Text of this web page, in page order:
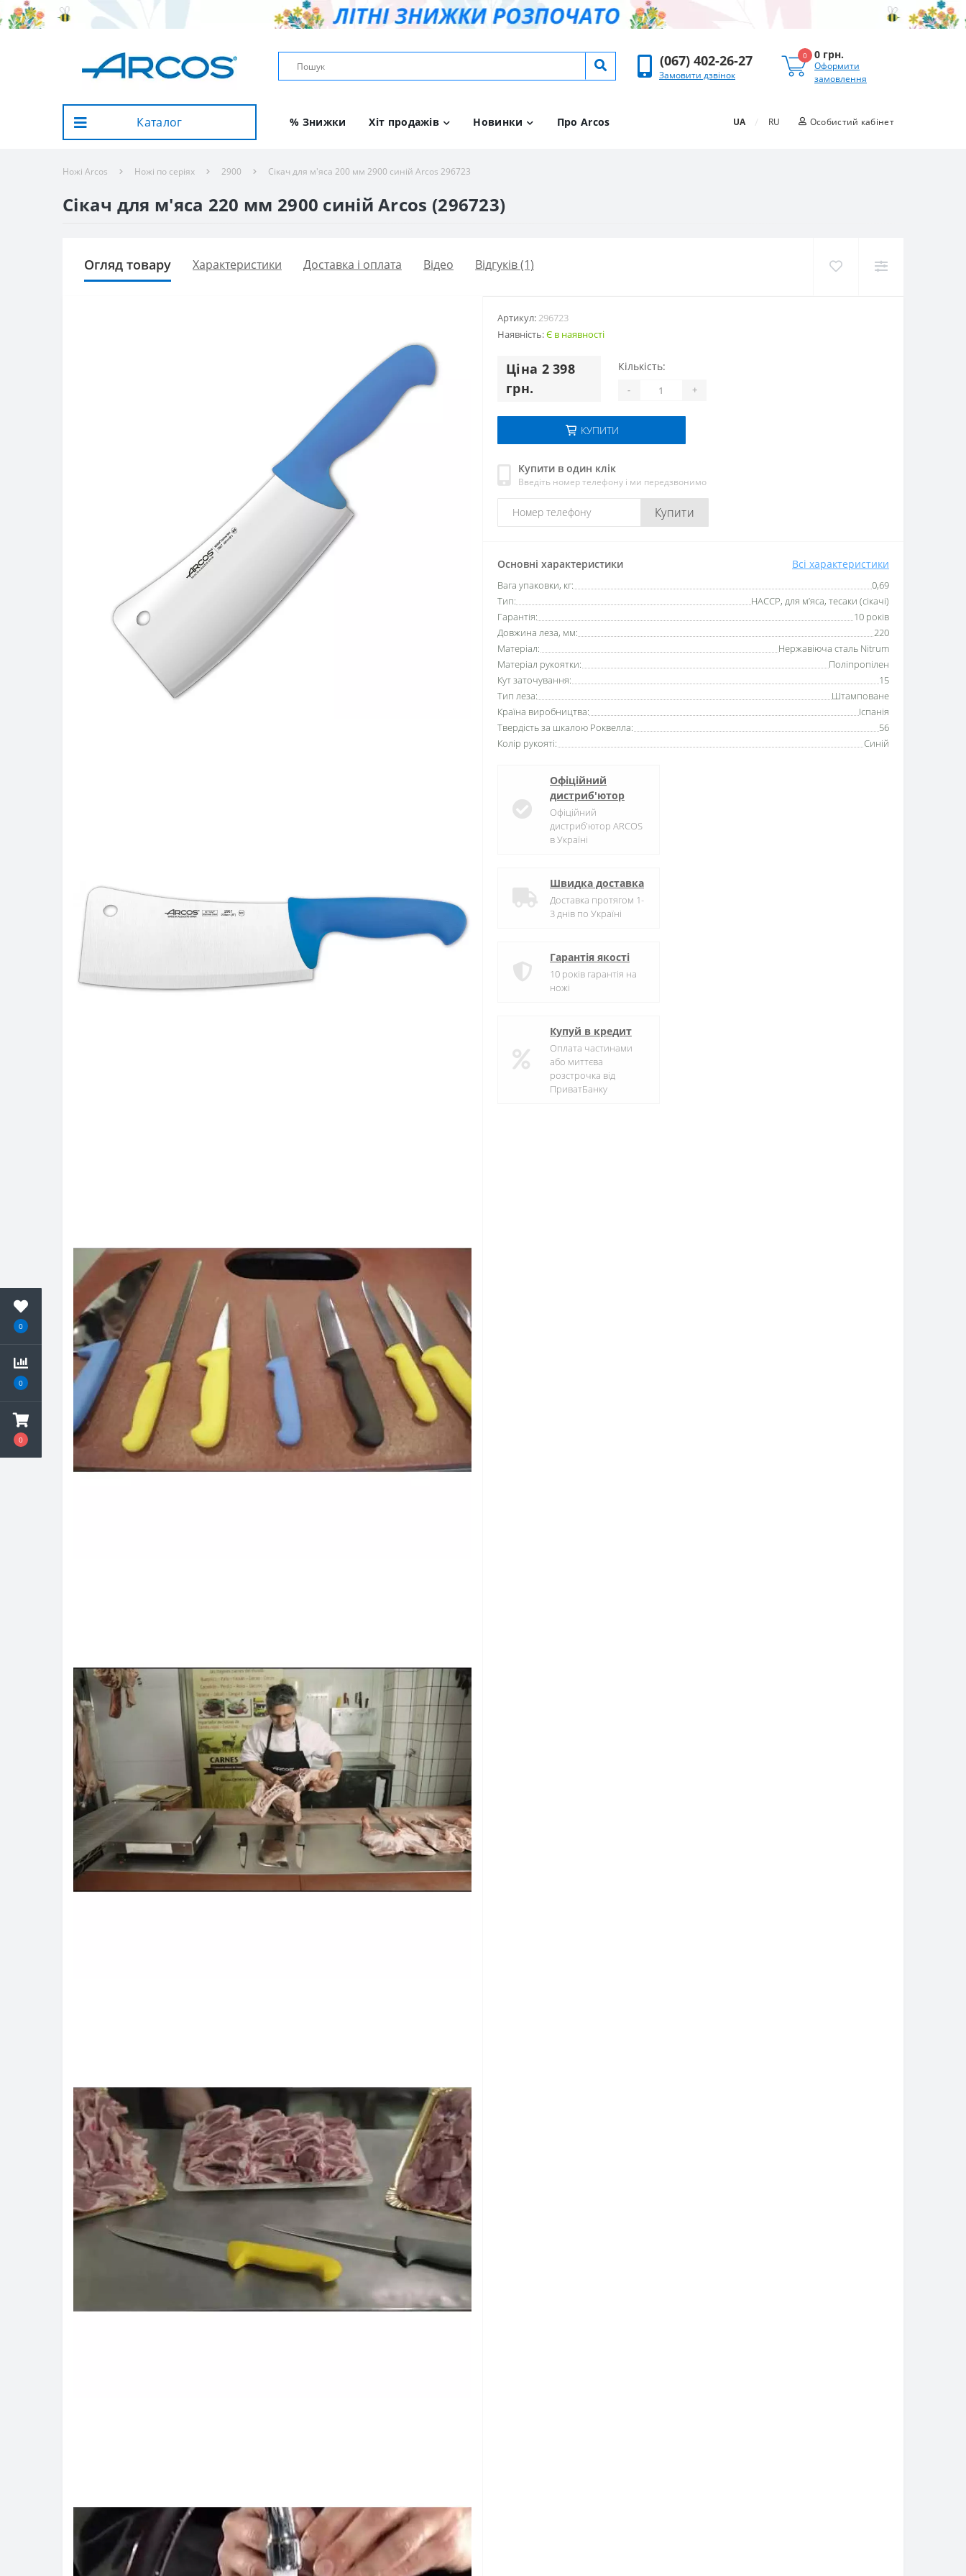
0
0
0
(067) 402-26-27
Замовити дзвінок
0 0 грн.
Оформити
замовлення
Каталог % Знижки Хіт продажів Новинки Про Arcos UA / RU Особистий кабінет
Ножі Arcos Ножі по серіях 2900 Сікач для м'яса 200 мм 2900 синій Arcos 296723
Сікач для м'яса 220 мм 2900 синій Arcos (296723)
Огляд товару Характеристики Доставка і оплата Вiдео Відгуків (1)
Артикул:296723
Наявність:Є в наявності
Цiна 2 398
грн.
Кількість:
- +
КУПИТИ
Купити в один клік
Введіть номер телефону і ми передзвонимо
Купити
Основні характеристики Всі характеристики
Вага упаковки, кг:
0,69
Тип:
HACCP, для м’яса, тесаки (сікачі)
Гарантія:
10 років
Довжина леза, мм:
220
Матеріал:
Нержавіюча сталь Nitrum
Матеріал рукоятки:
Поліпропілен
Кут заточування:
15
Тип леза:
Штамповане
Країна виробництва:
Іспанія
Твердість за шкалою Роквелла:
56
Колір рукояті:
Синій
Офіційний
дистриб'ютор
Офіційний
дистриб'ютор ARCOS
в Україні
Швидка доставка
Доставка протягом 1-
3 днів по Україні
Гарантія якості
10 років гарантія на
ножі
Купуй в кредит
Оплата частинами
або миттєва
розстрочка від
ПриватБанку